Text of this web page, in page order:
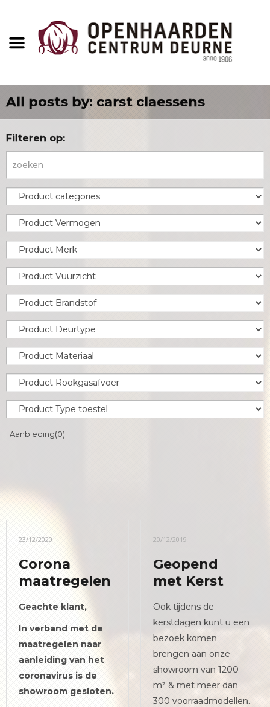
All posts by: carst claessens
Filteren op:
Aanbieding(0)
23/12/2020
Corona
maatregelen
Geachte klant,
In verband met de
maatregelen naar
aanleiding van het
coronavirus is de
showroom gesloten.
20/12/2019
Geopend
met Kerst
Ook tijdens de
kerstdagen kunt u een
bezoek komen
brengen aan onze
showroom van 1200
m² & met meer dan
300 voorraadmodellen.